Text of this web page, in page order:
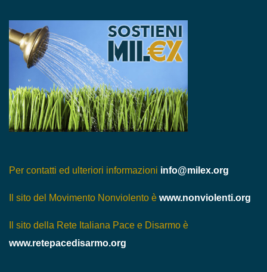
Per contatti ed ulteriori informazioni info@milex.org
Il sito del Movimento Nonviolento è www.nonviolenti.org
Il sito della Rete Italiana Pace e Disarmo è
www.retepacedisarmo.org